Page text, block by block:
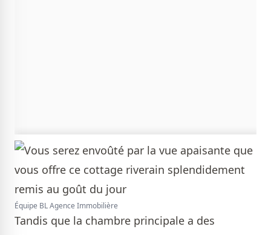
Équipe BL Agence Immobilière
Tandis que la chambre principale a des